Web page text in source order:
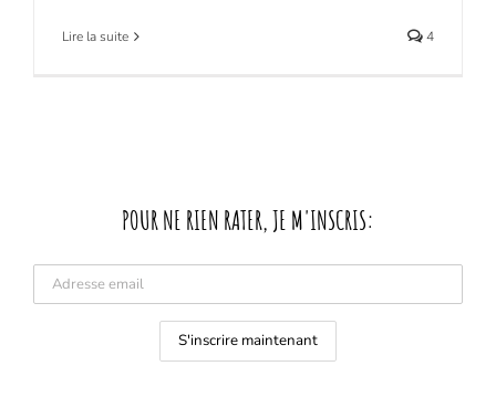
Lire la suite 4
POUR NE RIEN RATER, JE M'INSCRIS: